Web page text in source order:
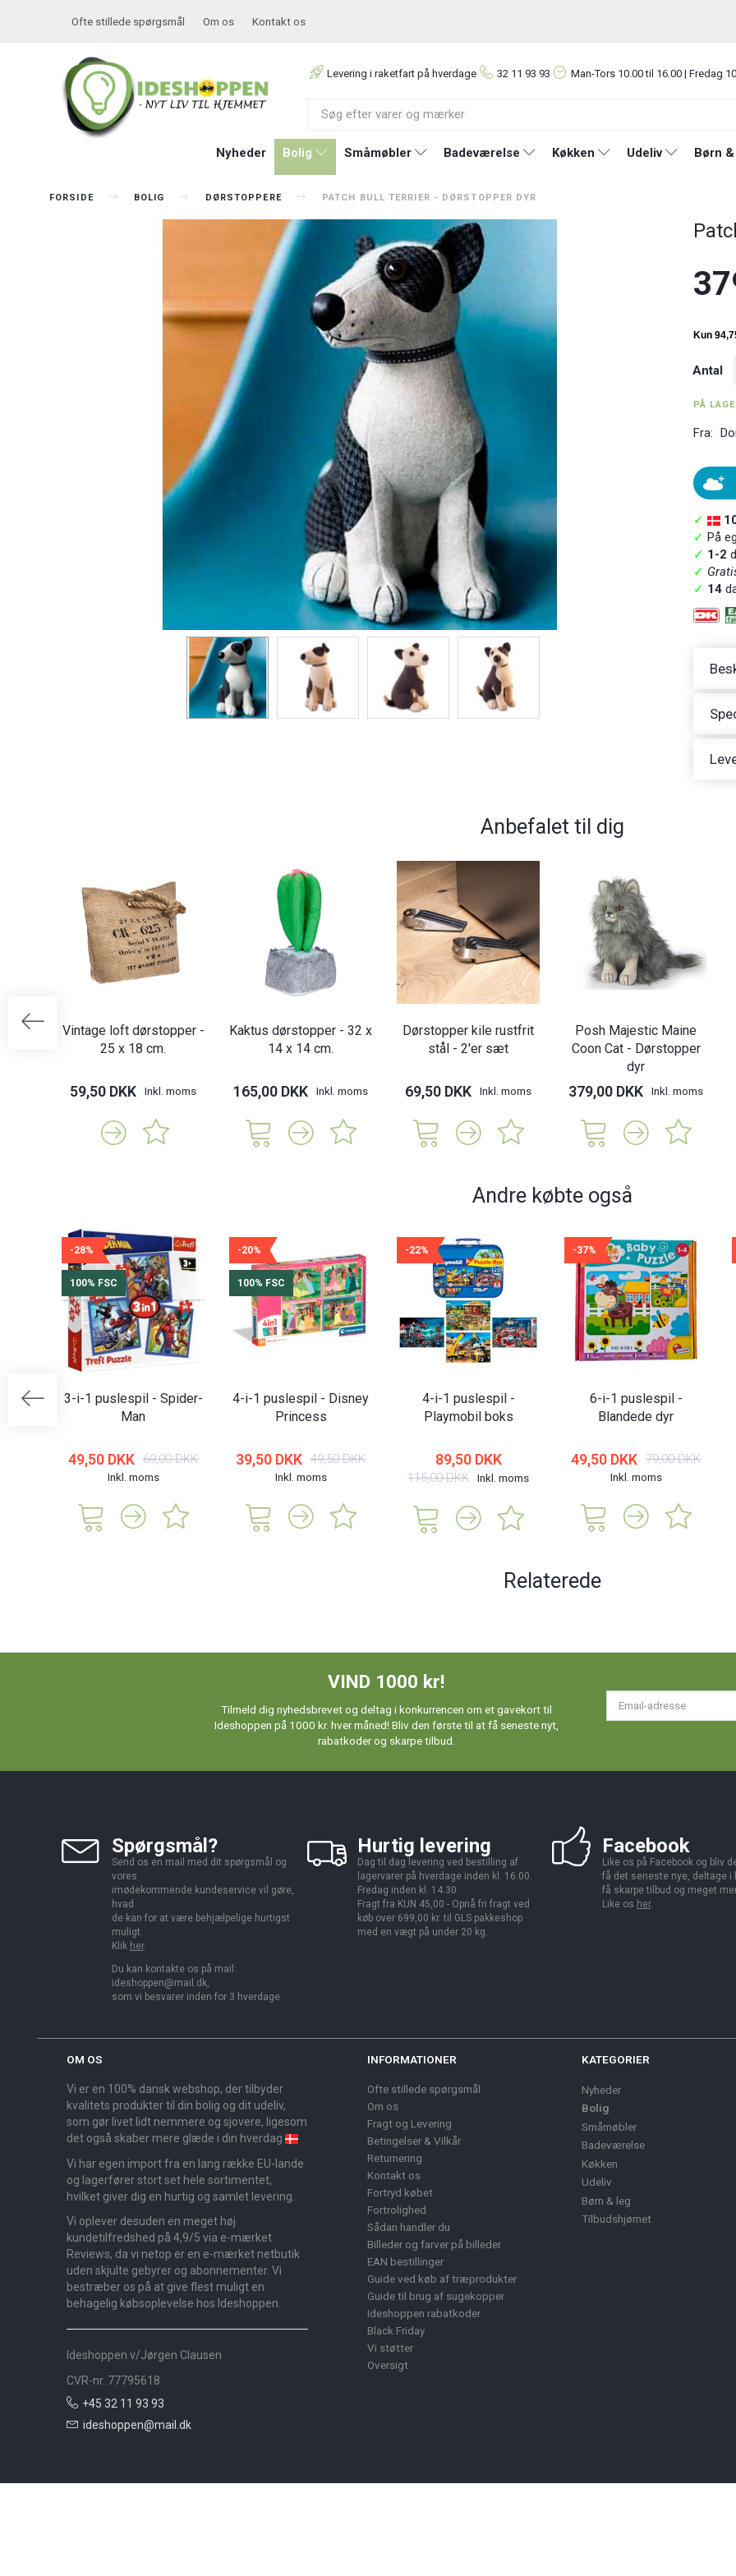
Ofte stillede spørgsmål Om os Kontakt os
Levering i raketfart på hverdage 32 11 93 93 Man-Tors 10.00 til 16.00 | Fredag
Nyheder Bolig Småmøbler Badeværelse Køkken Udeliv Børn
FORSIDE BOLIG DØRSTOPPERE PATCH BULL TERRIER - DØRSTOPPER DYR
Antal
PÅ
Fra:
✓
✓ På
✓ 1-2
✓
✓ 14
Anbefalet til dig
Vintage loft dørstopper -
25 x 18 cm.
59,50 DKK Inkl. moms
Kaktus dørstopper - 32 x
14 x 14 cm.
165,00 DKK Inkl. moms
Dørstopper kile rustfrit
stål - 2'er sæt
69,50 DKK Inkl. moms
Posh Majestic Maine
Coon Cat - Dørstopper
dyr
379,00 DKK Inkl. moms
Andre købte også
-28%
100% FSC
3-i-1 puslespil - Spider-
Man
49,50 DKK 69,00 DKK
Inkl. moms
-20%
100% FSC
4-i-1 puslespil - Disney
Princess
39,50 DKK 49,50 DKK
Inkl. moms
-22%
4-i-1 puslespil -
Playmobil boks
89,50 DKK
115,00 DKK Inkl. moms
-37%
6-i-1 puslespil -
Blandede dyr
49,50 DKK 79,00 DKK
Inkl. moms
Relaterede
VIND 1000 kr!
Tilmeld dig nyhedsbrevet og deltag i konkurrencen om et gavekort til
Ideshoppen på 1000 kr. hver måned! Bliv den første til at få seneste nyt,
rabatkoder og skarpe tilbud.
Spørgsmål?
Send os en mail med dit spørgsmål og
vores
imødekommende kundeservice vil gøre,
hvad
de kan for at være behjælpelige hurtigst
muligt.
Klik her.
Du kan kontakte os på mail:
ideshoppen@mail.dk,
som vi besvarer inden for 3 hverdage.
Hurtig levering
Dag til dag levering ved bestilling af
lagervarer på hverdage inden kl. 16.00.
Fredag inden kl. 14.30.
Fragt fra KUN 45,00 - Opnå fri fragt ved
køb over 699,00 kr. til GLS pakkeshop
med en vægt på under 20 kg.
Facebook
Like os på Facebook og bliv
få det seneste nye, deltage i
få skarpe tilbud og meget
Like os her.
OM OS
Vi er en 100% dansk webshop, der tilbyder
kvalitets produkter til din bolig og dit udeliv,
som gør livet lidt nemmere og sjovere, ligesom
det også skaber mere glæde i din hverdag
Vi har egen import fra en lang række EU-lande
og lagerfører stort set hele sortimentet,
hvilket giver dig en hurtig og samlet levering.
Vi oplever desuden en meget høj
kundetilfredshed på 4,9/5 via e-mærket
Reviews, da vi netop er en e-mærket netbutik
uden skjulte gebyrer og abonnementer. Vi
bestræber os på at give flest muligt en
behagelig købsoplevelse hos Ideshoppen.
Ideshoppen v/Jørgen Clausen
CVR-nr. 77795618
+45 32 11 93 93
ideshoppen@mail.dk
INFORMATIONER
Ofte stillede spørgsmål
Om os
Fragt og Levering
Betingelser & Vilkår
Returnering
Kontakt os
Fortryd købet
Fortrolighed
Sådan handler du
Billeder og farver på billeder
EAN bestillinger
Guide ved køb af træprodukter
Guide til brug af sugekopper
Ideshoppen rabatkoder
Black Friday
Vi støtter
Oversigt
KATEGORIER
Nyheder
Bolig
Småmøbler
Badeværelse
Køkken
Udeliv
Børn & leg
Tilbudshjørnet